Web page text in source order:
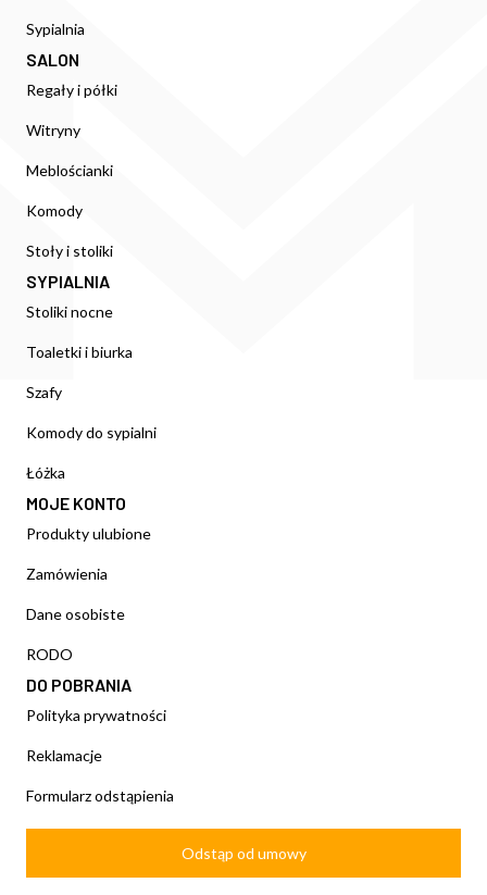
Sypialnia
SALON
Regały i półki
Witryny
Meblościanki
Komody
Stoły i stoliki
SYPIALNIA
Stoliki nocne
Toaletki i biurka
Szafy
Komody do sypialni
Łóżka
MOJE KONTO
Produkty ulubione
Zamówienia
Dane osobiste
RODO
DO POBRANIA
Polityka prywatności
Reklamacje
Formularz odstąpienia
Odstąp od umowy